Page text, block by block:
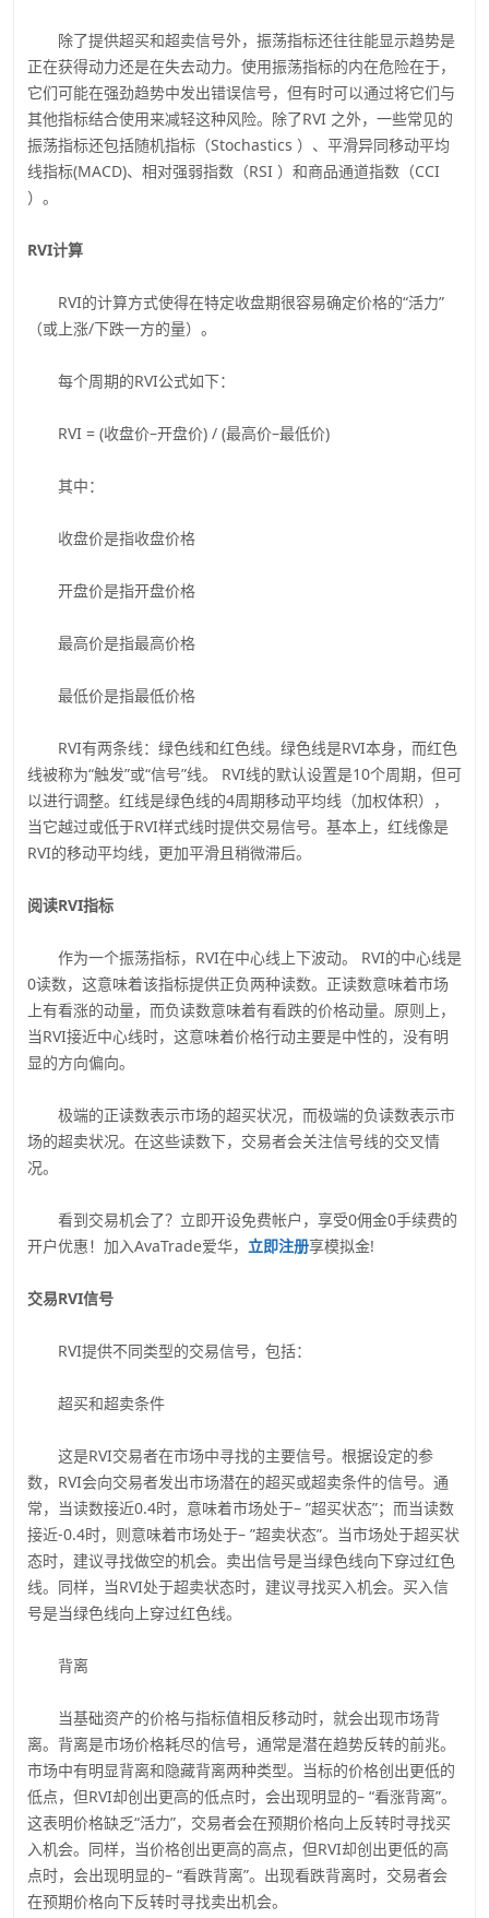
除了提供超买和超卖信号外，振荡指标还往往能显示趋势是
正在获得动力还是在失去动力。使用振荡指标的内在危险在于，
它们可能在强劲趋势中发出错误信号，但有时可以通过将它们与
其他指标结合使用来减轻这种风险。除了RVI 之外，一些常见的
振荡指标还包括随机指标（Stochastics ）、平滑异同移动平均
线指标(MACD)、相对强弱指数（RSI ）和商品通道指数（CCI
）。
RVI计算
RVI的计算方式使得在特定收盘期很容易确定价格的“活力”
（或上涨/下跌一方的量）。
每个周期的RVI公式如下：
RVI = (收盘价–开盘价) / (最高价–最低价)
其中：
收盘价是指收盘价格
开盘价是指开盘价格
最高价是指最高价格
最低价是指最低价格
RVI有两条线：绿色线和红色线。绿色线是RVI本身，而红色
线被称为“触发”或“信号”线。 RVI线的默认设置是10个周期，但可
以进行调整。红线是绿色线的4周期移动平均线（加权体积），
当它越过或低于RVI样式线时提供交易信号。基本上，红线像是
RVI的移动平均线，更加平滑且稍微滞后。
阅读RVI指标
作为一个振荡指标，RVI在中心线上下波动。 RVI的中心线是
0读数，这意味着该指标提供正负两种读数。正读数意味着市场
上有看涨的动量，而负读数意味着有看跌的价格动量。原则上，
当RVI接近中心线时，这意味着价格行动主要是中性的，没有明
显的方向偏向。
极端的正读数表示市场的超买状况，而极端的负读数表示市
场的超卖状况。在这些读数下，交易者会关注信号线的交叉情
况。
看到交易机会了？立即开设免费帐户，享受0佣金0手续费的
开户优惠！加入AvaTrade爱华， 立即注册享模拟金!
交易RVI信号
RVI提供不同类型的交易信号，包括：
超买和超卖条件
这是RVI交易者在市场中寻找的主要信号。根据设定的参
数，RVI会向交易者发出市场潜在的超买或超卖条件的信号。通
常，当读数接近0.4时，意味着市场处于– ”超买状态”；而当读数
接近-0.4时，则意味着市场处于– ”超卖状态”。当市场处于超买状
态时，建议寻找做空的机会。卖出信号是当绿色线向下穿过红色
线。同样，当RVI处于超卖状态时，建议寻找买入机会。买入信
号是当绿色线向上穿过红色线。
背离
当基础资产的价格与指标值相反移动时，就会出现市场背
离。背离是市场价格耗尽的信号，通常是潜在趋势反转的前兆。
市场中有明显背离和隐藏背离两种类型。当标的价格创出更低的
低点，但RVI却创出更高的低点时，会出现明显的– “看涨背离”。
这表明价格缺乏“活力”，交易者会在预期价格向上反转时寻找买
入机会。同样，当价格创出更高的高点，但RVI却创出更低的高
点时，会出现明显的– “看跌背离”。出现看跌背离时，交易者会
在预期价格向下反转时寻找卖出机会。